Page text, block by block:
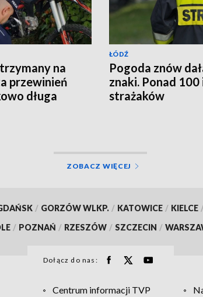
na
przewinień
długa
ŁÓDŹ
Pogoda znów
znaki. Ponad
strażaków
ZOBACZ WIĘCEJ
/ GORZÓW WLKP. / KATOWICE / KIELCE
/ POZNAŃ / RZESZÓW / SZCZECIN /
Dołącz do nas:
Centrum informacji TVP